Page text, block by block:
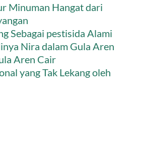
Minuman Hangat dari
Sebagai pestisida Alami
Nira dalam Gula Aren
Aren Cair
yang Tak Lekang oleh